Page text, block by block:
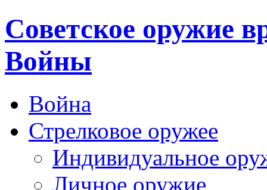
Cоветское оружие
Войны
Война
Стрелковое оружее
Индивидуальное
Личное оружие